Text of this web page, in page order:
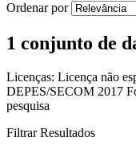
Ordenar por
1 conjunto de
Licenças: Licença não
DEPES/SECOM 2017
pesquisa
Filtrar Resultados